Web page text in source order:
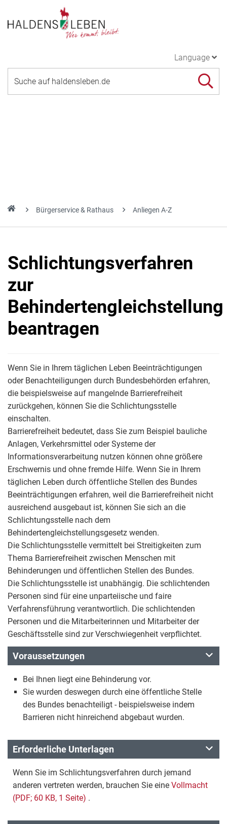
Language
Bürgerservice & Rathaus Anliegen A-Z
Schlichtungsverfahren
zur
Behindertengleichstellung
beantragen
Wenn Sie in Ihrem täglichen Leben Beeinträchtigungen
oder Benachteiligungen durch Bundesbehörden erfahren,
die beispielsweise auf mangelnde Barrierefreiheit
zurückgehen, können Sie die Schlichtungsstelle
einschalten.
Barrierefreiheit bedeutet, dass Sie zum Beispiel bauliche
Anlagen, Verkehrsmittel oder Systeme der
Informationsverarbeitung nutzen können ohne größere
Erschwernis und ohne fremde Hilfe. Wenn Sie in Ihrem
täglichen Leben durch öffentliche Stellen des Bundes
Beeinträchtigungen erfahren, weil die Barrierefreiheit nicht
ausreichend ausgebaut ist, können Sie sich an die
Schlichtungsstelle nach dem
Behindertengleichstellungsgesetz wenden.
Die Schlichtungsstelle vermittelt bei Streitigkeiten zum
Thema Barrierefreiheit zwischen Menschen mit
Behinderungen und öffentlichen Stellen des Bundes.
Die Schlichtungsstelle ist unabhängig. Die schlichtenden
Personen sind für eine unparteiische und faire
Verfahrensführung verantwortlich. Die schlichtenden
Personen und die Mitarbeiterinnen und Mitarbeiter der
Geschäftsstelle sind zur Verschwiegenheit verpflichtet.
Voraussetzungen
Bei Ihnen liegt eine Behinderung vor.
Sie wurden deswegen durch eine öffentliche Stelle
des Bundes benachteiligt - beispielsweise indem
Barrieren nicht hinreichend abgebaut wurden.
Erforderliche Unterlagen
Wenn Sie im Schlichtungsverfahren durch jemand
anderen vertreten werden, brauchen Sie eine Vollmacht
(PDF; 60 KB, 1 Seite) .